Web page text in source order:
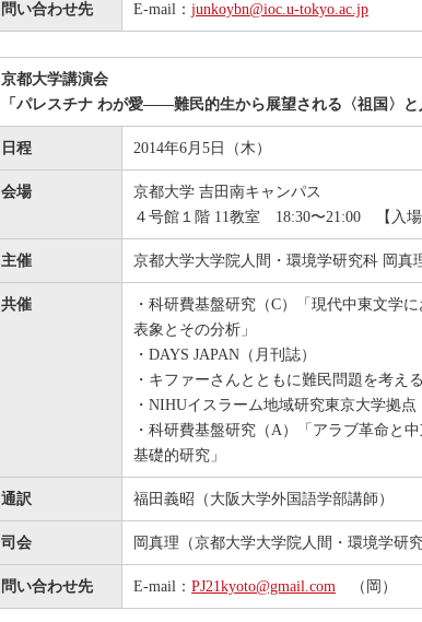
問い合わせ先 E-mail： junkoybn@ioc.u-tokyo.ac.jp
京都大学講演会
「パレスチナ わが愛――難民的生から展望される〈祖国〉と
日程 2014年6月5日（木）
会場
京都大学 吉田南キャンパス
４号館１階 11教室 18:30〜21:00 【入場
主催 京都大学大学院人間・環境学研究科 岡
共催
・科研費基盤研究（C）「現代中東文学
表象とその分析」
・DAYS JAPAN（月刊誌）
・キファーさんとともに難民問題を考え
・NIHUイスラーム地域研究東京大学拠
・科研費基盤研究（A）「アラブ革命と
基礎的研究」
通訳 福田義昭（大阪大学外国語学部講師）
司会 岡真理（京都大学大学院人間・環境学研究
問い合わせ先 E-mail： PJ21kyoto@gmail.com （岡）